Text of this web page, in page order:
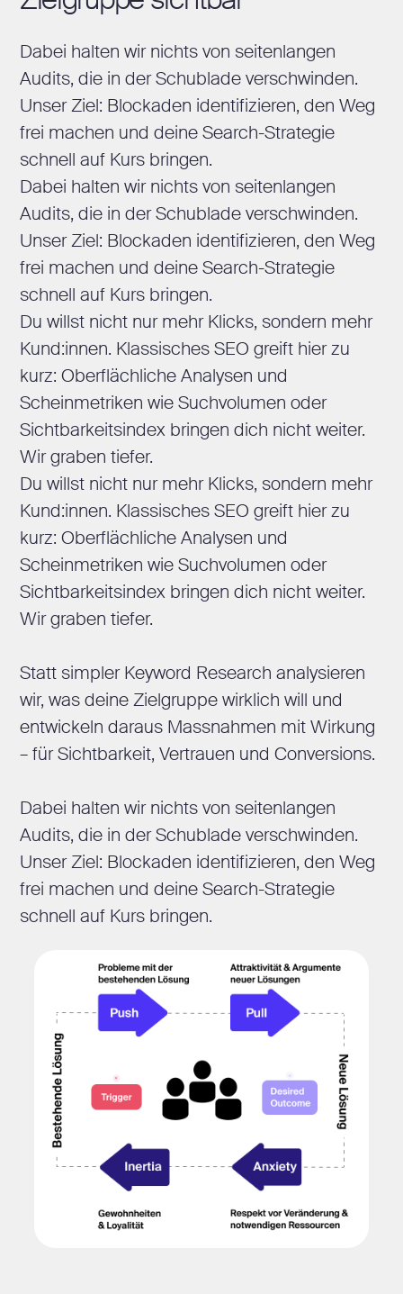
Dabei halten wir nichts von seitenlangen
Audits, die in der Schublade verschwinden.
Unser Ziel: Blockaden identifizieren, den Weg
frei machen und deine Search-Strategie
schnell auf Kurs bringen.
Dabei halten wir nichts von seitenlangen
Audits, die in der Schublade verschwinden.
Unser Ziel: Blockaden identifizieren, den Weg
frei machen und deine Search-Strategie
schnell auf Kurs bringen.
Du willst nicht nur mehr Klicks, sondern mehr
Kund:innen. Klassisches SEO greift hier zu
kurz: Oberflächliche Analysen und
Scheinmetriken wie Suchvolumen oder
Sichtbarkeitsindex bringen dich nicht weiter.
Wir graben tiefer.
Du willst nicht nur mehr Klicks, sondern mehr
Kund:innen. Klassisches SEO greift hier zu
kurz: Oberflächliche Analysen und
Scheinmetriken wie Suchvolumen oder
Sichtbarkeitsindex bringen dich nicht weiter.
Wir graben tiefer.
Statt simpler Keyword Research analysieren
wir, was deine Zielgruppe wirklich will und
entwickeln daraus Massnahmen mit Wirkung
– für Sichtbarkeit, Vertrauen und Conversions.
Dabei halten wir nichts von seitenlangen
Audits, die in der Schublade verschwinden.
Unser Ziel: Blockaden identifizieren, den Weg
frei machen und deine Search-Strategie
schnell auf Kurs bringen.